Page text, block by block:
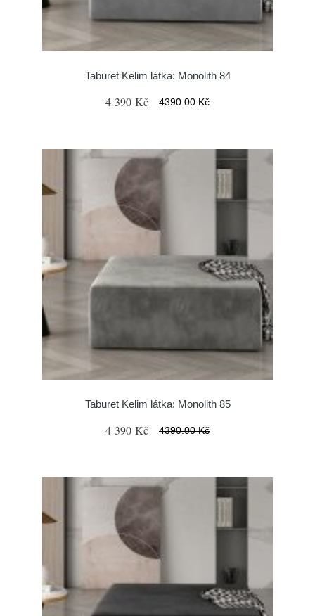
Taburet Kelim látka: Monolith 84
4 390 Kč 4390.00 Kč
Taburet Kelim látka: Monolith 85
4 390 Kč 4390.00 Kč